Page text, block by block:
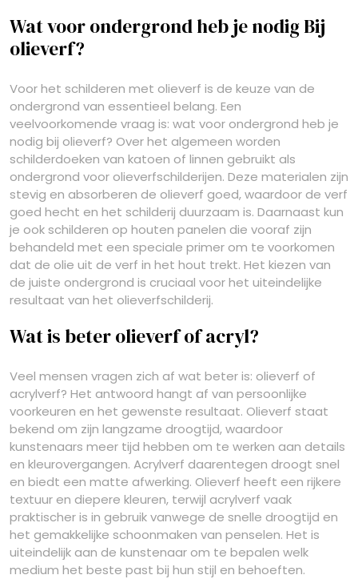
Wat voor ondergrond heb je nodig Bij
olieverf?
Voor het schilderen met olieverf is de keuze van de
ondergrond van essentieel belang. Een
veelvoorkomende vraag is: wat voor ondergrond heb je
nodig bij olieverf? Over het algemeen worden
schilderdoeken van katoen of linnen gebruikt als
ondergrond voor olieverfschilderijen. Deze materialen zijn
stevig en absorberen de olieverf goed, waardoor de verf
goed hecht en het schilderij duurzaam is. Daarnaast kun
je ook schilderen op houten panelen die vooraf zijn
behandeld met een speciale primer om te voorkomen
dat de olie uit de verf in het hout trekt. Het kiezen van
de juiste ondergrond is cruciaal voor het uiteindelijke
resultaat van het olieverfschilderij.
Wat is beter olieverf of acryl?
Veel mensen vragen zich af wat beter is: olieverf of
acrylverf? Het antwoord hangt af van persoonlijke
voorkeuren en het gewenste resultaat. Olieverf staat
bekend om zijn langzame droogtijd, waardoor
kunstenaars meer tijd hebben om te werken aan details
en kleurovergangen. Acrylverf daarentegen droogt snel
en biedt een matte afwerking. Olieverf heeft een rijkere
textuur en diepere kleuren, terwijl acrylverf vaak
praktischer is in gebruik vanwege de snelle droogtijd en
het gemakkelijke schoonmaken van penselen. Het is
uiteindelijk aan de kunstenaar om te bepalen welk
medium het beste past bij hun stijl en behoeften.